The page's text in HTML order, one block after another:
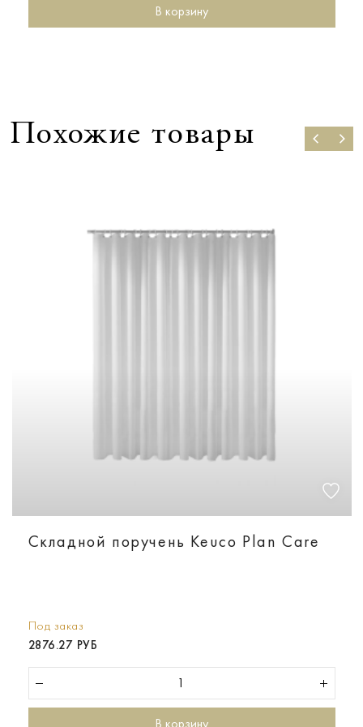
В корзину
Похожие товары
Складной поручень Keuco Plan Care
Под заказ
2876.27 РУБ
В корзину